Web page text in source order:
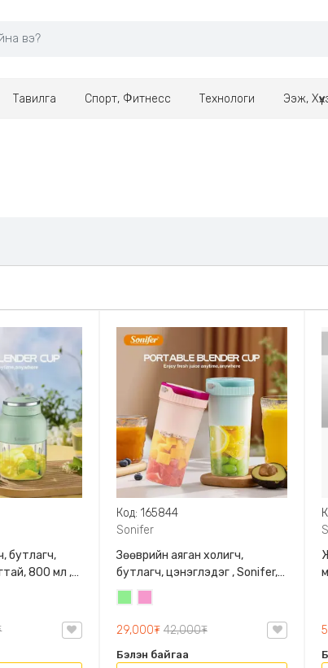
Тавилга Спорт, Фитнесс Технологи Ээж,
бутлагч,
800 мл ,
Код: 165844
Sonifer
Зөөврийн аяган холигч,
бутлагч, цэнэглэдэг , Sonifer,
SF-8130
29,000₮ 42,000₮
Бэлэн байгаа